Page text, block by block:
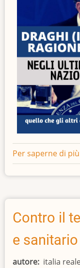
Per saperne di
Contro il
e sanitario
autore italia